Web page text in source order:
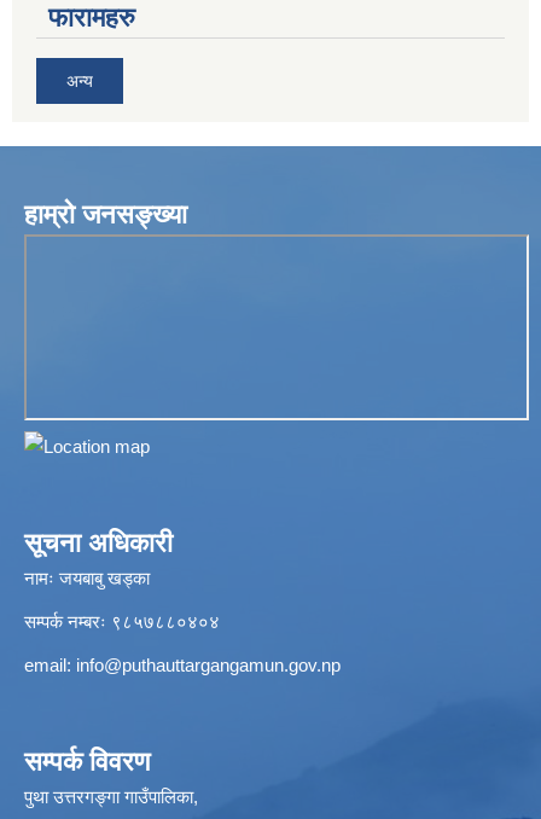
फारामहरु
अन्य
हाम्रो जनसङ्ख्या
सूचना अधिकारी
नामः जयबाबु खड्का
सम्पर्क नम्बरः ९८५७८८०४०४
email: info@puthauttargangamun.gov.np
सम्पर्क विवरण
पुथा उत्तरगङ्गा गाउँपालिका,